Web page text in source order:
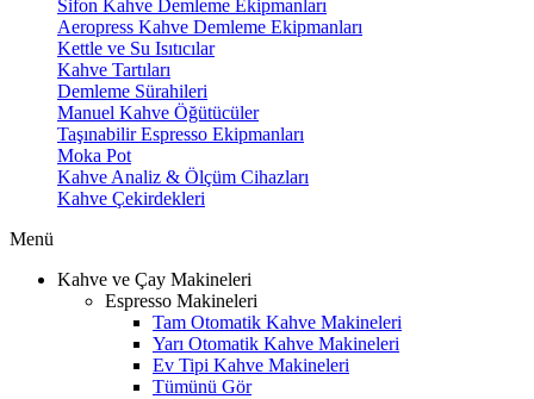
Sifon Kahve Demleme Ekipmanları
Aeropress Kahve Demleme Ekipmanları
Kettle ve Su Isıtıcılar
Kahve Tartıları
Demleme Sürahileri
Manuel Kahve Öğütücüler
Taşınabilir Espresso Ekipmanları
Moka Pot
Kahve Analiz & Ölçüm Cihazları
Kahve Çekirdekleri
Menü
Kahve ve Çay Makineleri
Espresso Makineleri
Tam Otomatik Kahve Makineleri
Yarı Otomatik Kahve Makineleri
Ev Tipi Kahve Makineleri
Tümünü Gör